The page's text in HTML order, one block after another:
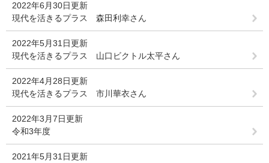
2022年6月30日更新
現代を活きるプラス 森田利幸さん
2022年5月31日更新
現代を活きるプラス 山口ビクトル太平さん
2022年4月28日更新
現代を活きるプラス 市川華衣さん
2022年3月7日更新
令和3年度
2021年5月31日更新